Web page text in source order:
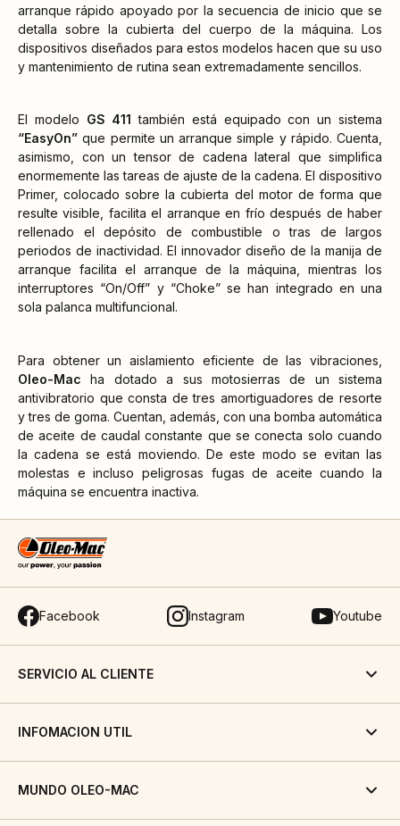
arranque rápido apoyado por la secuencia de inicio que se
detalla sobre la cubierta del cuerpo de la máquina. Los
dispositivos diseñados para estos modelos hacen que su uso
y mantenimiento de rutina sean extremadamente sencillos.
El modelo GS 411 también está equipado con un sistema
“EasyOn” que permite un arranque simple y rápido. Cuenta,
asimismo, con un tensor de cadena lateral que simplifica
enormemente las tareas de ajuste de la cadena. El dispositivo
Primer, colocado sobre la cubierta del motor de forma que
resulte visible, facilita el arranque en frío después de haber
rellenado el depósito de combustible o tras de largos
periodos de inactividad. El innovador diseño de la manija de
arranque facilita el arranque de la máquina, mientras los
interruptores “On/Off” y “Choke” se han integrado en una
sola palanca multifuncional.
Para obtener un aislamiento eficiente de las vibraciones,
Oleo-Mac ha dotado a sus motosierras de un sistema
antivibratorio que consta de tres amortiguadores de resorte
y tres de goma. Cuentan, además, con una bomba automática
de aceite de caudal constante que se conecta solo cuando
la cadena se está moviendo. De este modo se evitan las
molestas e incluso peligrosas fugas de aceite cuando la
máquina se encuentra inactiva.
Facebook Instagram Youtube
SERVICIO AL CLIENTE
INFOMACION UTIL
MUNDO OLEO-MAC